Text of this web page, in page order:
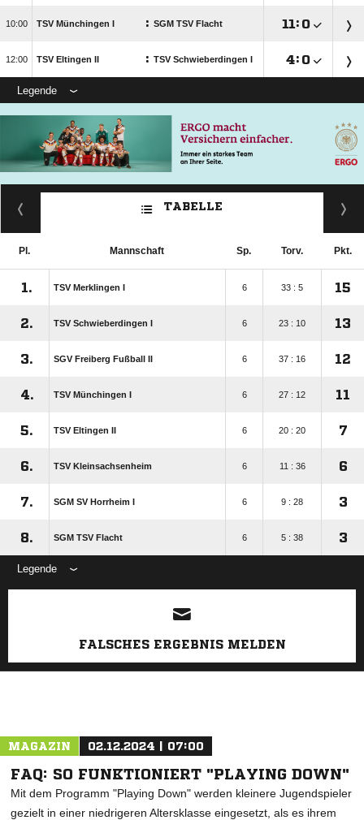
 TSV Münchingen I : SGM TSV Flacht  : 
 TSV Eltingen II : TSV Schwieberdingen I : 
Legende
TABELLE
Pl. Mannschaft Sp. Torv. Pkt.
1. TSV Merklingen I 6 33 : 5 15
2. TSV Schwieberdingen I 6 23 : 10 13
3. SGV Freiberg Fußball II 6 37 : 16 12
4. TSV Münchingen I 6 27 : 12 11
5. TSV Eltingen II 6 20 : 20 7
6. TSV Kleinsachsenheim 6 11 : 36 6
7. SGM SV Horrheim I 6 9 : 28 3
8. SGM TSV Flacht 6 5 : 38 3
Legende
ANZEIGE
FALSCHES ERGEBNIS MELDEN
MAGAZIN 02.12.2024 | 07:00
FAQ: SO FUNKTIONIERT "PLAYING DOWN"
Mit dem Programm "Playing Down" werden kleinere Jugendspieler
gezielt in einer niedrigeren Altersklasse eingesetzt, als es ihrem